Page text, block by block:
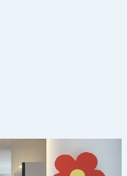
Weiter